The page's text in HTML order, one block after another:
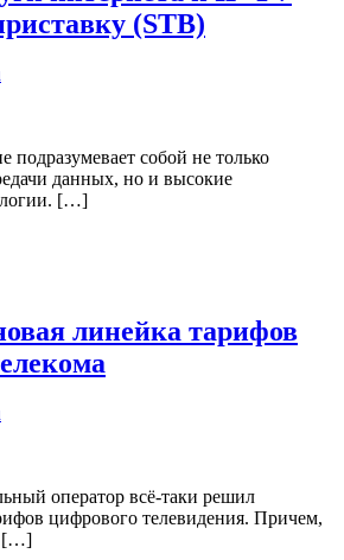
(STB)
подразумевает собой не только
данных, но и высокие
[…]
линейка тарифов
оператор всё-таки решил
цифрового телевидения. Причем,
[…]